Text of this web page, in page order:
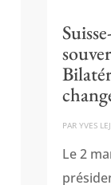
PAR YVES
Le 2